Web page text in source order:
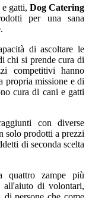
gatti, Dog Catering
per una sana
di ascoltare le
chi si prende cura di
competitivi hanno
propria missione e di
cura di cani e gatti
con diverse
solo prodotti a prezzi
di seconda scelta
quattro zampe più
di volontari,